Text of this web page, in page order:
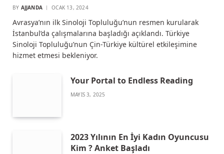
BY AJJANDA OCAK 13, 2024
Avrasya’nın ilk Sinoloji Topluluğu’nun resmen kurularak
İstanbul’da çalışmalarına başladığı açıklandı. Türkiye
Sinoloji Topluluğu’nun Çin-Türkiye kültürel etkileşimine
hizmet etmesi bekleniyor.
Your Portal to Endless Reading
MAYIS 3, 2025
2023 Yılının En İyi Kadın Oyuncusu
Kim ? Anket Başladı